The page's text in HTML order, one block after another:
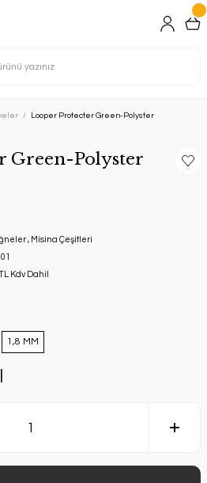
Looper Protecter Green-Polyster
Green-Polyster
, Misina Çeşitleri
Kdv Dahil
1,8 MM